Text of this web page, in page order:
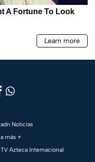
adn Noticias
a más +
TV Azteca Internacional